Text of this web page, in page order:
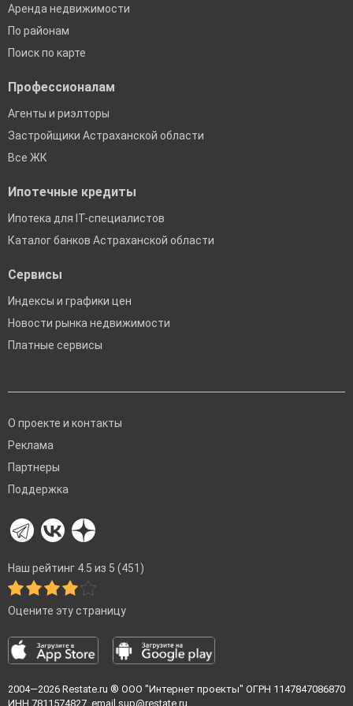
Аренда недвижимости
По районам
Поиск по карте
Профессионалам
Агенты и риэлторы
Застройщики Астраханской области
Все ЖК
Ипотечные кредиты
Ипотека для IT-специалистов
Каталог банков Астраханской области
Сервисы
Индексы и графики цен
Новости рынка недвижимости
Платные сервисы
О проекте и контакты
Реклама
Партнеры
Поддержка
Наш рейтинг 4.5 из 5 (451)
Оцените эту страницу
2004—2026 Restate.ru ® ООО "Интернет проекты" ОГРН 1147847086870
ИНН 7811574827, email sup@restate.ru